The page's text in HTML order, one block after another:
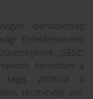
Iparszövetség
Érdekképviseleti
„GÉSZ”
keretében a
tagja, 2009-től a
résztvevője volt.